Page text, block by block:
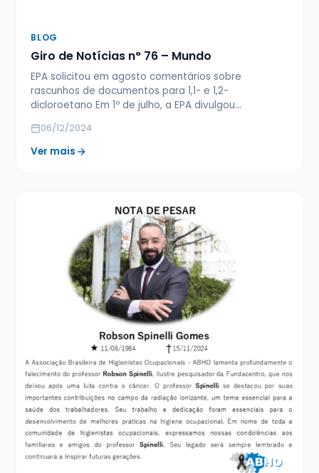
BLOG
Giro de Notícias n° 76 – Mundo
EPA solicitou em agosto comentários sobre
rascunhos de documentos para 1,1- e 1,2-
dicloroetano Em 1º de julho, a EPA divulgou…
06/12/2024
Ver mais